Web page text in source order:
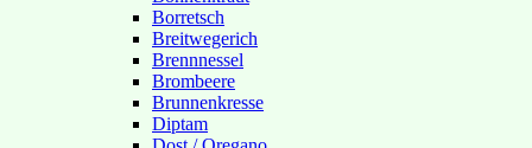
Borretsch
Breitwegerich
Brennnessel
Brombeere
Brunnenkresse
Diptam